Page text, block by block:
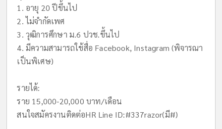
1. อายุ 20 ปีขึ้นไป
2. ไม่จำกัดเพศ
3. วุฒิการศึกษา ม.6 ปวช.ขึ้นไป
4. มีความสามารถใช้สื่อ Facebook, Instagram (พิจารณา
เป็นพิเศษ)
รายได้:
ราย 15,000-20,000 บาท/เดือน
สนใจสมัครงานติดต่อHR Line ID:#337razor(มี#)